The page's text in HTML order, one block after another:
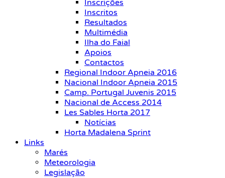
Inscrições
Inscritos
Resultados
Multimédia
Ilha do Faial
Apoios
Contactos
Regional Indoor Apneia 2016
Nacional Indoor Apneia 2015
Camp. Portugal Juvenis 2015
Nacional de Access 2014
Les Sables Horta 2017
Notícias
Horta Madalena Sprint
Links
Marés
Meteorologia
Legislação